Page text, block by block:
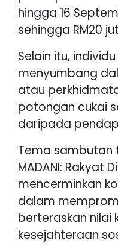
hingga 16
sehingga RM20
Selain itu,
menyumbang
atau
potongan cukai
daripada
Tema sambutan
MADANI: Rakyat
mencerminkan
dalam
berteraskan nilai
kesejahteraan